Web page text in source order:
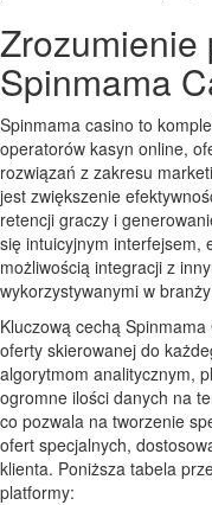
Zrozumienie
Spinmama
Spinmama casino to
operatorów kasyn online,
rozwiązań z zakresu
jest zwiększenie
retencji graczy i
się intuicyjnym interfejsem,
możliwością integracji z
wykorzystywanymi w
Kluczową cechą
oferty skierowanej do
algorytmom analitycznym,
ogromne ilości danych na
co pozwala na tworzenie
ofert specjalnych,
klienta. Poniższa tabela
platformy: